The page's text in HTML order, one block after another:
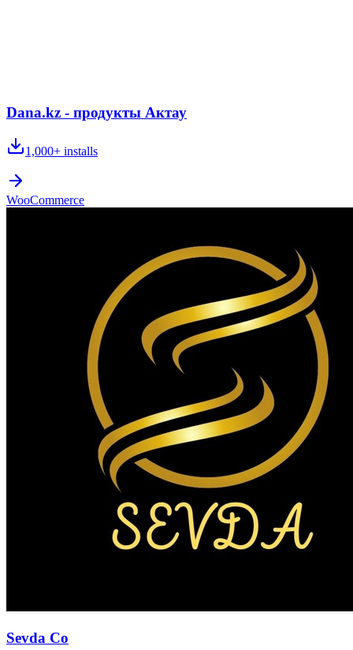
Dana.kz - продукты Актау
1,000+ installs
WooCommerce
Sevda Co